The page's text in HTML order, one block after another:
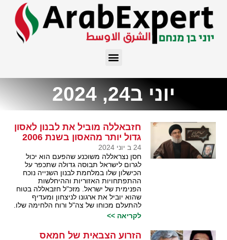
יוני ב24, 2024
חזבאללה מוביל את לבנון לאסון
גדול יותר מהאסון בשנת 2006
24 ב יוני 2024
חסן נצראללה משוכנע שהפעם הוא יכול
לגרום לישראל תבוסה גדולה שתכפר על
הכישלון שלו במלחמת לבנון השנייה נוכח
ההתפתחויות האזוריות וההיחלשות
הפנימית של ישראל. מזכ"ל חזבאללה בטוח
שהוא יוביל את ארגונו לניצחון ומעדיף
להתעלם מכוחו של צה"ל ורוח הלחימה שלו.
לקריאה >>
הזרוע הצבאית של חמאס